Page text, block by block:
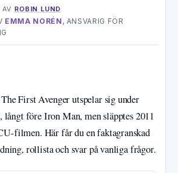
AV ROBIN LUND
EMMA NORÉN , ANSVARIG FÖR
First Avenger utspelar sig under
långt före Iron Man, men släpptes 2011
filmen. Här får du en faktagranskad
rollista och svar på vanliga frågor.